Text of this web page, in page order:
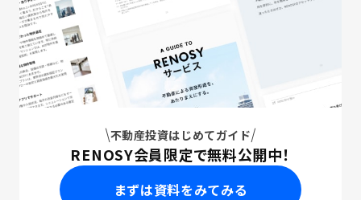
不動産投資はじめてガイド
RENOSY会員限定で無料公開中！
まずは資料をみてみる